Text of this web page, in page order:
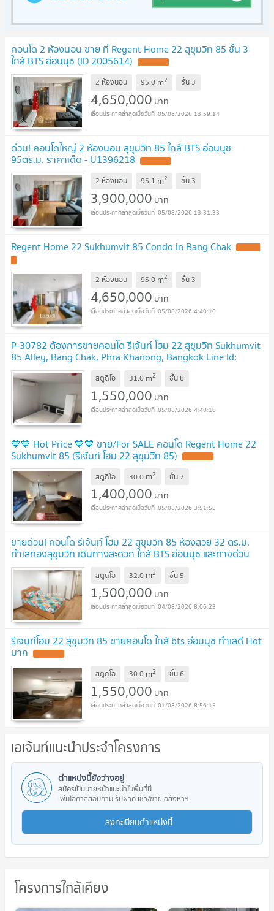
คอนโด 2 ห้องนอน ขาย ที่ Regent Home 22 สุขุมวิท 85 ชั้น 3
ใกล้ BTS อ่อนนุช (ID 2005614)
2 ห้องนอน 95.0 m2 ชั้น 3
4,650,000 บาท
05/08/2026 13:59:14
ด่วน! คอนโดใหญ่ 2 ห้องนอน สุขุมวิท 85 ใกล้ BTS อ่อนนุช
95ตร.ม. ราคาเด็ด - U1396218
2 ห้องนอน 95.1 m2 ชั้น 3
3,900,000 บาท
05/08/2026 13:31:33
Regent Home 22 Sukhumvit 85 Condo in Bang Chak
2 ห้องนอน 95.0 m2 ชั้น 3
4,650,000 บาท
05/08/2026 4:40:10
P-30782 ต้องการขายคอนโด รีเจ้นท์ โฮม 22 สุขุมวิท Sukhumvit
85 Alley, Bang Chak, Phra Khanong, Bangkok Line Id:
@easythaihome 085-592-2897
สตูดิโอ 31.0 m2 ชั้น8
1,550,000 บาท
05/08/2026 4:40:10
💙💙 Hot Price 💙💙 ขาย/For SALE คอนโด Regent Home 22
Sukhumvit 85 (รีเจ้นท์ โฮม 22 สุขุมวิท 85)
สตูดิโอ 30.0 m2 ชั้น 7
1,400,000 บาท
05/08/2026 3:51:58
ขายด่วน! คอนโด รีเจ้นท์ โฮม 22 สุขุมวิท 85 ห้องสวย 32 ตร.ม.
ทำเลทองสุขุมวิท เดินทางสะดวก ใกล้ BTS อ่อนนุช และทางด่วน
NEW !
สตูดิโอ 32.0 m2 ชั้น 5
1,500,000 บาท
04/08/2026 8:06:23
รีเจนท์โฮม 22 สุขุมวิท 85 ขายคอนโด ใกล้ bts อ่อนนุช ทำเลดี Hot
มาก
สตูดิโอ 30.0 m2 ชั้น6
1,550,000 บาท
01/08/2026 8:56:15
เอเจ้นท์แนะนำประจำโครงการ
ตำแหน่งนี้ยังว่างอยู่
สมัครเป็นนายหน้าแนะนำในพื้นที่นี้
เพิ่มโอกาสสอบถาม รับฝาก เช่า/ขาย อสังหาฯ
ลงทะเบียนตำแหน่งนี้
โครงการใกล้เคียง